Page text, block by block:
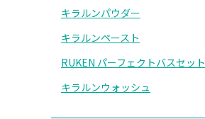
キラルンパウダー
キラルンペースト
RUKEN パーフェクトバスセット
キラルンウォッシュ